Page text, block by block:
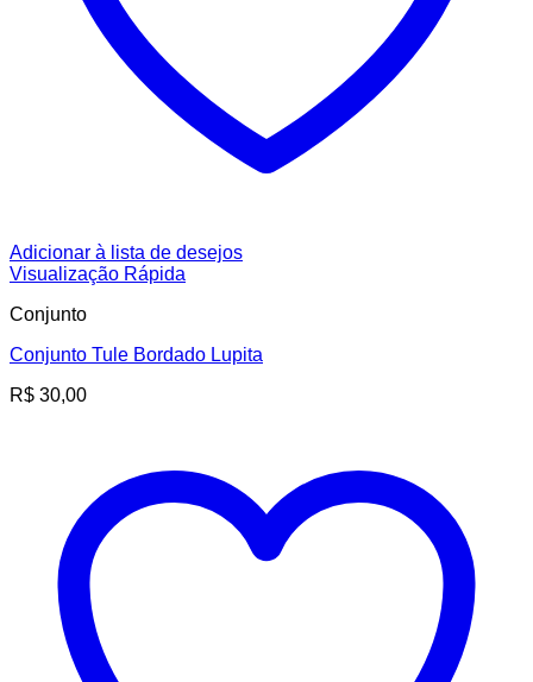
Adicionar à lista de desejos
Visualização Rápida
Conjunto
Conjunto Tule Bordado Lupita
R$ 30,00